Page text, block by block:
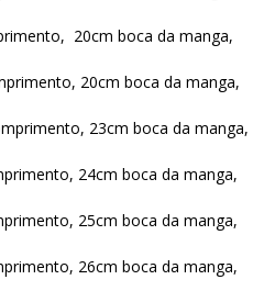
20cm boca da manga,
20cm boca da manga,
23cm boca da manga,
24cm boca da manga,
25cm boca da manga,
26cm boca da manga,